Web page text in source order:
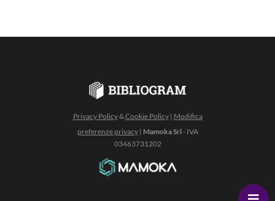
Privacy Policy&Cookie Policy| Modifica
preferenze privacy| Mamoka Srl- IVA
03463731202